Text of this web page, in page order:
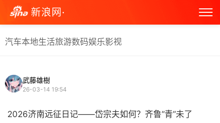
新浪网·
汽车本地生活旅游数码娱乐影视
武藤雄樹
26-03-14 19:54
2026济南远征日记——岱宗夫如何？齐鲁“青”未了